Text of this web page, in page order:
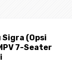
(Opsi
7-Seater